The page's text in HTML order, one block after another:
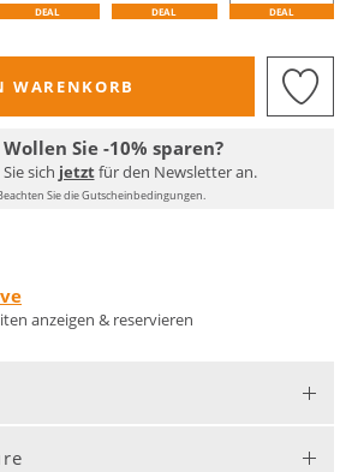
DEAL DEAL DEAL
WARENKORB
Wollen Sie -10% sparen?
sich jetztfür den Newsletter an.
Sie die Gutscheinbedingungen.
anzeigen & reservieren